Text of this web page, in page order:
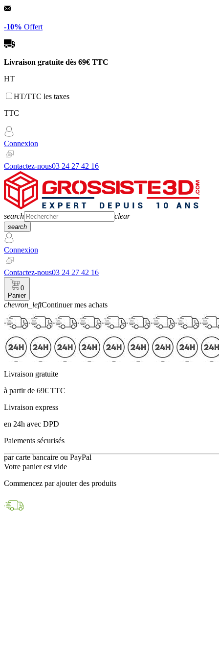
Panneau de gestion des cookies
-10% Offert
Livraison gratuite dès 69€ TTC
HT
HT/TTC les taxes
TTC
Connexion
Contactez-nous03 24 27 42 16
search clear
search
Connexion
Contactez-nous03 24 27 42 16
0
Panier
chevron_leftContinuer mes achats
Panier
Livraison express
en 24h avec DPD
Paiements sécurisés
par carte bancaire ou PayPal
Votre panier est vide
Commencez par ajouter des produits